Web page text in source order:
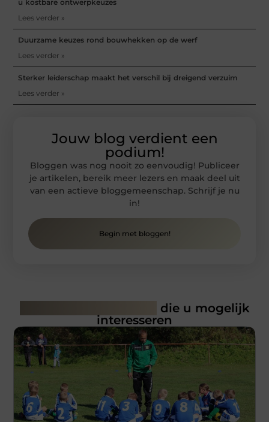
u kostbare ontwerpkeuzes
Lees verder »
Duurzame keuzes rond bouwhekken op de werf
Lees verder »
Sterker leiderschap maakt het verschil bij dreigend verzuim
Lees verder »
Jouw blog verdient een
podium!
Bloggen was nog nooit zo eenvoudig! Publiceer
je artikelen, bereik meer lezers en maak deel uit
van een actieve bloggemeenschap. Schrijf je nu
in!
Begin met bloggen!
die u mogelijk
interesseren